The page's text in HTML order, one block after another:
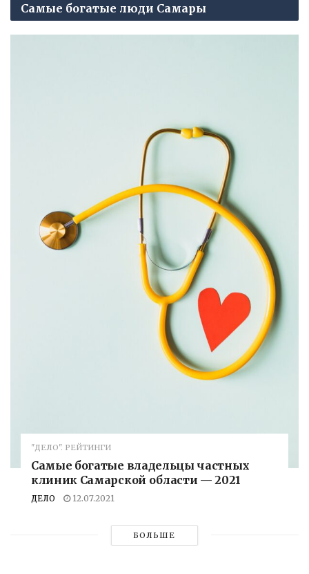
Самые богатые люди Самары
"ДЕЛО". РЕЙТИНГИ
Самые богатые владельцы частных
клиник Самарской области — 2021
ДЕЛО 12.07.2021
БОЛЬШЕ